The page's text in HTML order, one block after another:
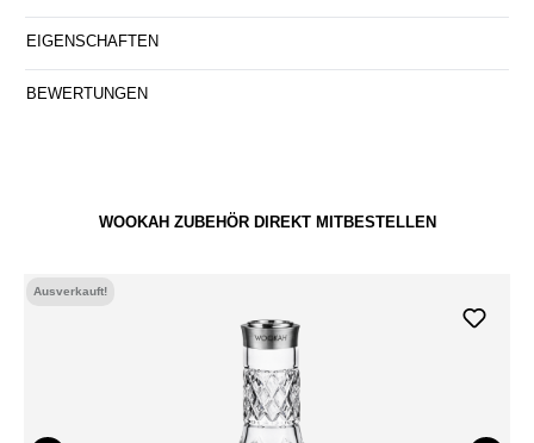
EIGENSCHAFTEN
BEWERTUNGEN
WOOKAH ZUBEHÖR DIREKT MITBESTELLEN
Ausverkauft!